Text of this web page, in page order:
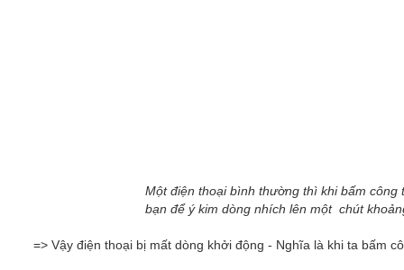
Một điện thoại bình thường thì khi bấm công
bạn để ý kim dòng nhích lên một chút khoảng 10
=> Vậy điện thoại bị mất dòng khởi động - Nghĩa là khi ta bấm